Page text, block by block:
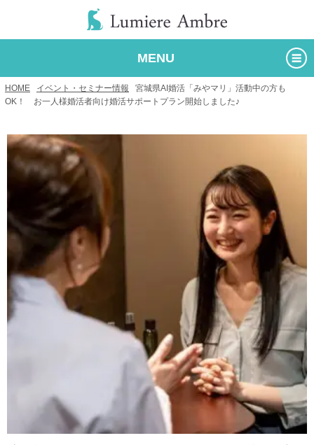
MENU
HOME イベント・セミナー情報
宮城県AI婚活「みやマリ」活動中の方も
OK！ お一人様婚活者向け婚活サポートプラン開始しました♪